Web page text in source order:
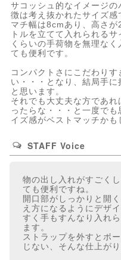
サコッシュ的なイメージ
徴は考え抜かれたサイズ感
マチ幅は8cmあり、高さ
トルを立てて入れられる
くらいの手荷物を無理な
ても便利です。
コンパクトさにこだわり
い・・・となり、結局手
と思います。
それでも大丈夫な方であ
ったらな・・・と一度で
イズ感がベストマッチかも
STAFF Voice
物の出し入れがすごく
ても便利ですね。
開口部がしっかりと開
え方になるようにデザ
すく手もすんなり入れ
ます。
ストラップを外すとポ
じない、そんな仕上が